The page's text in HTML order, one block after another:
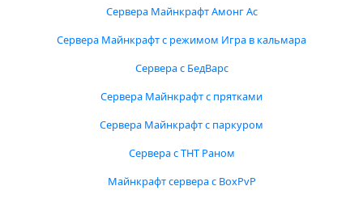
Сервера Майнкрафт Амонг Ас
Сервера Майнкрафт с режимом Игра в кальмара
Сервера с БедВарс
Сервера Майнкрафт с прятками
Сервера Майнкрафт с паркуром
Сервера с ТНТ Раном
Майнкрафт сервера с BoxPvP